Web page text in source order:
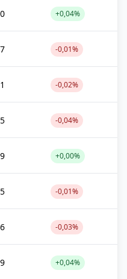
+0,04%
-0,01%
-0,02%
-0,04%
+0,00%
-0,01%
-0,03%
+0,04%